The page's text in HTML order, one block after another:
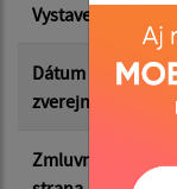
Suma do:
Vystavená
Dátum
zverejnenia
Zmluvná